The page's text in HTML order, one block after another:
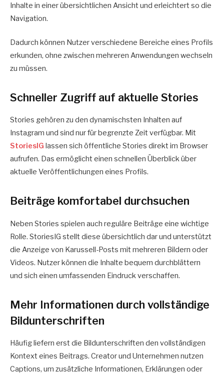
Inhalte in einer übersichtlichen Ansicht und erleichtert so die
Navigation.
Dadurch können Nutzer verschiedene Bereiche eines Profils
erkunden, ohne zwischen mehreren Anwendungen wechseln
zu müssen.
Schneller Zugriff auf aktuelle Stories
Stories gehören zu den dynamischsten Inhalten auf
Instagram und sind nur für begrenzte Zeit verfügbar. Mit
StoriesIG lassen sich öffentliche Stories direkt im Browser
aufrufen. Das ermöglicht einen schnellen Überblick über
aktuelle Veröffentlichungen eines Profils.
Beiträge komfortabel durchsuchen
Neben Stories spielen auch reguläre Beiträge eine wichtige
Rolle. StoriesIG stellt diese übersichtlich dar und unterstützt
die Anzeige von Karussell-Posts mit mehreren Bildern oder
Videos. Nutzer können die Inhalte bequem durchblättern
und sich einen umfassenden Eindruck verschaffen.
Mehr Informationen durch vollständige
Bildunterschriften
Häufig liefern erst die Bildunterschriften den vollständigen
Kontext eines Beitrags. Creator und Unternehmen nutzen
Captions, um zusätzliche Informationen, Erklärungen oder